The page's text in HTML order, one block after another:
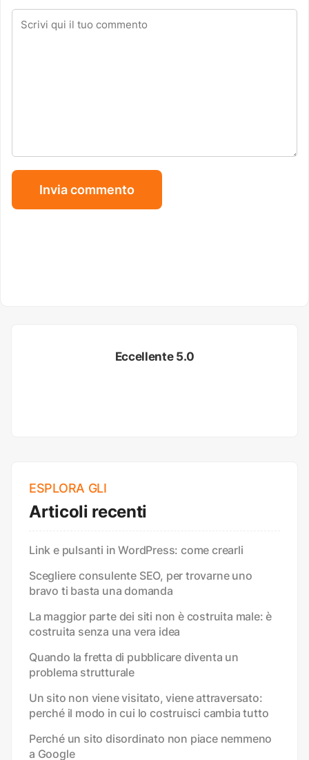
Eccellente 5.0
ESPLORA GLI
Articoli recenti
Link e pulsanti in WordPress: come crearli
Scegliere consulente SEO, per trovarne uno
bravo ti basta una domanda
La maggior parte dei siti non è costruita male: è
costruita senza una vera idea
Quando la fretta di pubblicare diventa un
problema strutturale
Un sito non viene visitato, viene attraversato:
perché il modo in cui lo costruisci cambia tutto
Perché un sito disordinato non piace nemmeno
a Google